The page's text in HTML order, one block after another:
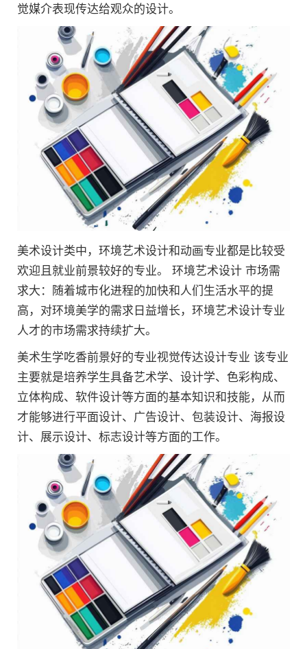
觉媒介表现传达给观众的设计。
美术设计类中，环境艺术设计和动画专业都是比较受
欢迎且就业前景较好的专业。 环境艺术设计 市场需
求大：随着城市化进程的加快和人们生活水平的提
高，对环境美学的需求日益增长，环境艺术设计专业
人才的市场需求持续扩大。
美术生学吃香前景好的专业视觉传达设计专业 该专业
主要就是培养学生具备艺术学、设计学、色彩构成、
立体构成、软件设计等方面的基本知识和技能，从而
才能够进行平面设计、广告设计、包装设计、海报设
计、展示设计、标志设计等方面的工作。